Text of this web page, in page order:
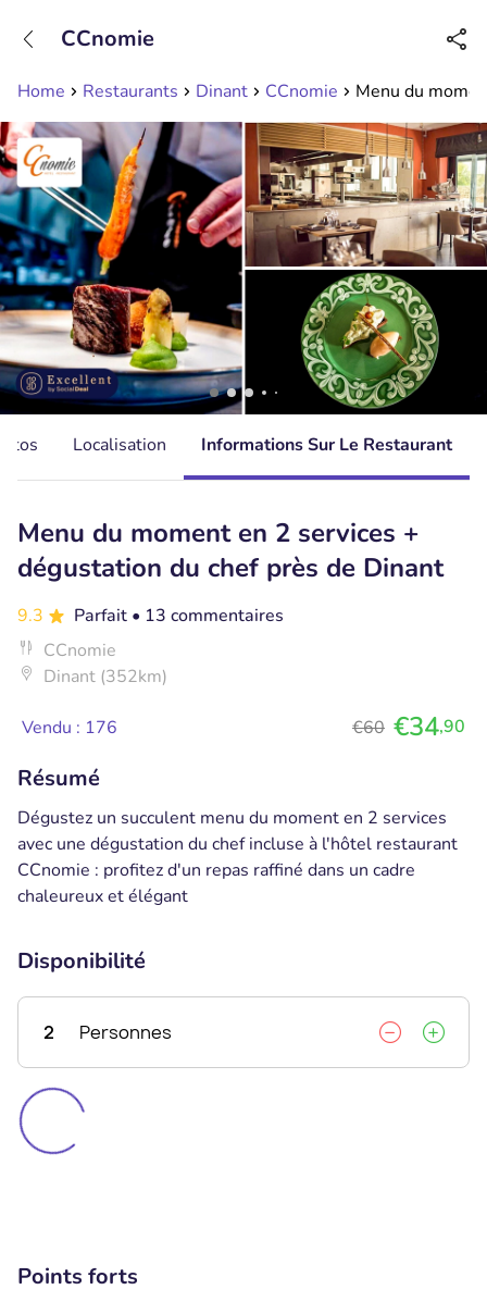
Disponible jusqu'à 23:00 heures
Home Restaurants Dinant CCnomie Menu du
CCnomie
Localisation Informations Sur Le Restaurant
Menu du moment en 2 services +
dégustation du chef près de Dinant
9.3 Parfait • 13 commentaires
CCnomie
Dinant (352km)
Vendu : 176 €60 €34,90
Résumé
Dégustez un succulent menu du moment en 2 services
avec une dégustation du chef incluse à l'hôtel restaurant
CCnomie : profitez d'un repas raffiné dans un cadre
chaleureux et élégant
Disponibilité
2 Personnes
Points forts